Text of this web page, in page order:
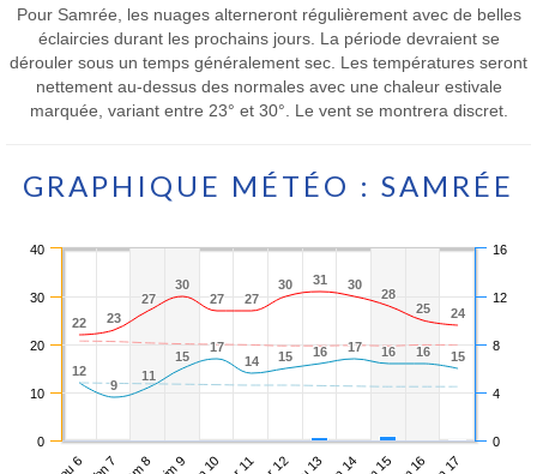
Pour Samrée, les nuages alterneront régulièrement avec de belles
éclaircies durant les prochains jours. La période devraient se
dérouler sous un temps généralement sec. Les températures seront
nettement au-dessus des normales avec une chaleur estivale
marquée, variant entre 23° et 30°. Le vent se montrera discret.
GRAPHIQUE MÉTÉO : SAMRÉE
22
22 23
23
27
27
30
30
27
27 27
27
30
30 31
31 30
30
28
28
25
25 24
24
12
12
9
9
11
11
15
15
17
17
14
14 15
15 16
16 17
17 16
16 16
16 15
15
0
10
20
30
40
0
4
8
12
16